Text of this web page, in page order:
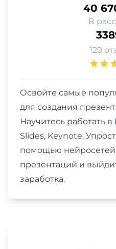
40
В
129
Освойте самые
для создания
Научитесь работать
Slides, Keynote.
помощью нейросетей
презентаций и
заработка.